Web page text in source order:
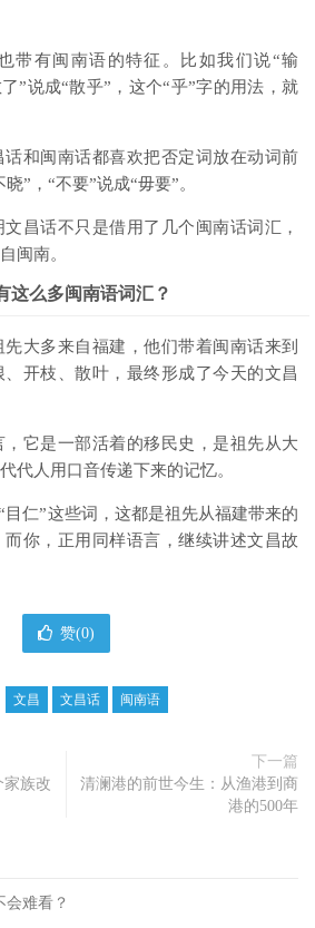
带有闽南语的特征。比如我们说“输
”说成“散乎”，这个“乎”字的用法，就
和闽南话都喜欢把否定词放在动词前
”，“不要”说成“毋要”。
昌话不只是借用了几个闽南话词汇，
闽南。
这么多闽南语词汇？
大多来自福建，他们带着闽南话来到
开枝、散叶，最终形成了今天的文昌
它是一部活着的移民史，是祖先从大
代人用口音传递下来的记忆。
目仁”这些词，这都是祖先从福建带来的
你，正用同样语言，继续讲述文昌故
赞(0)
文昌 文昌话 闽南语
家族改
下一篇
清澜港的前世今生：从渔港到商
港的500年
会难看？